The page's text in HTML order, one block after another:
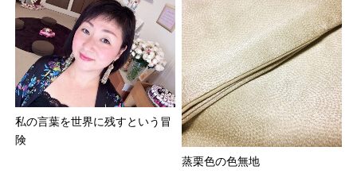
私の言葉を世界に残すという冒
険
蒸栗色の色無地